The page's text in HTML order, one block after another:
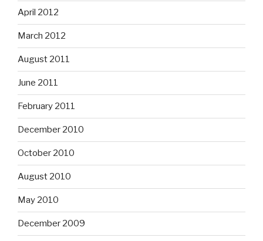
April 2012
March 2012
August 2011
June 2011
February 2011
December 2010
October 2010
August 2010
May 2010
December 2009